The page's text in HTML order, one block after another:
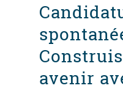
avenir